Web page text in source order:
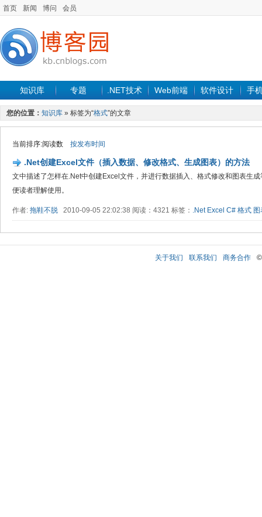
首页 新闻 博问 会员
知识库 专题 .NET技术 Web前端 软件设计 手
您的位置： 知识库 » 标签为“格式”的文章
当前排序:阅读数 按发布时间
.Net创建Excel文件（插入数据、修改格式、生成图表）的方法
文中描述了怎样在.Net中创建Excel文件，并进行数据插入、格式修改和图表生
便读者理解使用。
作者: 拖鞋不脱 2010-09-05 22:02:38 阅读：4321 标签： .Net Excel C# 格式
关于我们 联系我们 商务合作